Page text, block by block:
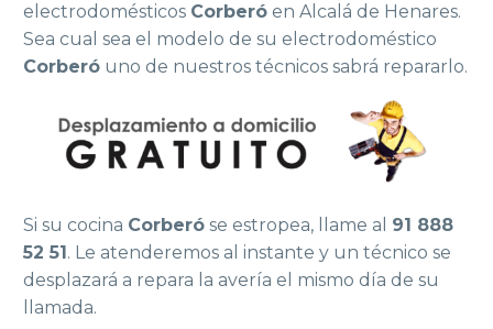
electrodomésticos Corberó en Alcalá de Henares.
Sea cual sea el modelo de su electrodoméstico
Corberó uno de nuestros técnicos sabrá repararlo.
Si su cocina Corberó se estropea, llame al 91 888
52 51. Le atenderemos al instante y un técnico se
desplazará a repara la avería el mismo día de su
llamada.